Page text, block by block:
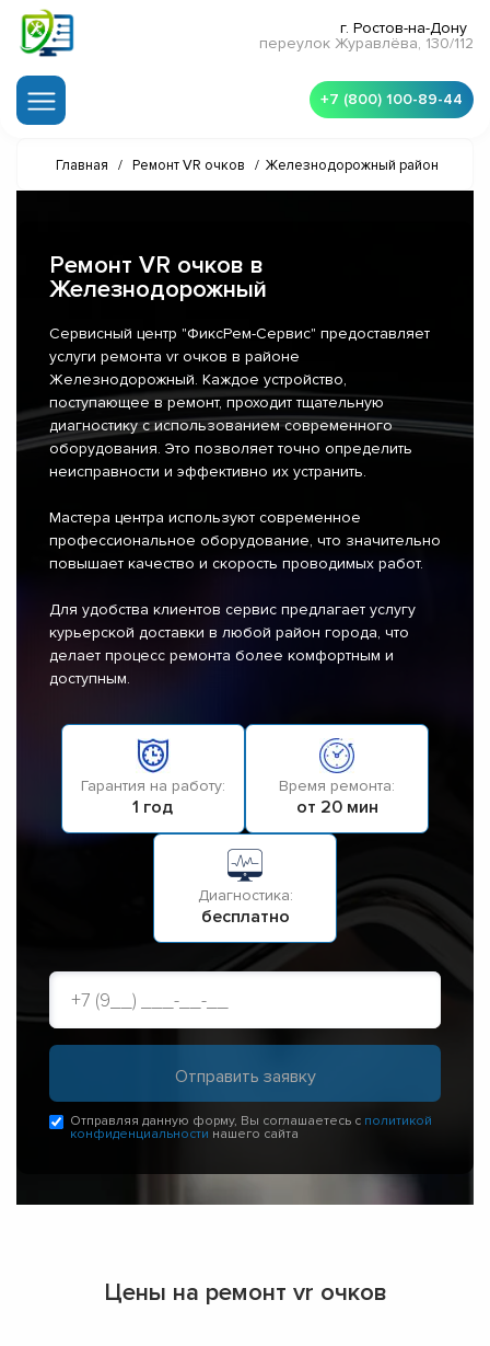
г. Ростов-на-Дону
переулок Журавлёва, 130/112
+7 (800) 100-89-44
Главная / Ремонт VR очков / Железнодорожный район
Ремонт VR очков в
Железнодорожный
Сервисный центр "ФиксРем-Сервис" предоставляет
услуги ремонта vr очков в районе
Железнодорожный. Каждое устройство,
поступающее в ремонт, проходит тщательную
диагностику с использованием современного
оборудования. Это позволяет точно определить
неисправности и эффективно их устранить.
Мастера центра используют современное
профессиональное оборудование, что значительно
повышает качество и скорость проводимых работ.
Для удобства клиентов сервис предлагает услугу
курьерской доставки в любой район города, что
делает процесс ремонта более комфортным и
доступным.
Гарантия на работу:
1 год
Время ремонта:
от 20 мин
Диагностика:
бесплатно
Отправляя данную форму, Вы соглашаетесь с политикой
конфиденциальности нашего сайта
Цены на ремонт vr очков